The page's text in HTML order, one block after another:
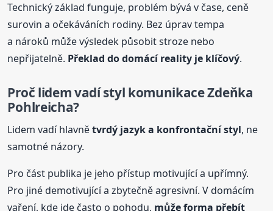
Technický základ funguje, problém bývá v čase, ceně
surovin a očekáváních rodiny. Bez úprav tempa
a nároků může výsledek působit stroze nebo
nepřijatelně. Překlad do domácí reality je klíčový.
Proč lidem vadí styl komunikace Zdeňka
Pohlreicha?
Lidem vadí hlavnětvrdý jazyk a konfrontační styl, ne
samotné názory.
Pro část publika je jeho přístup motivující a upřímný.
Pro jiné demotivující a zbytečně agresivní. V domácím
vaření, kde jde často o pohodu, může forma přebít